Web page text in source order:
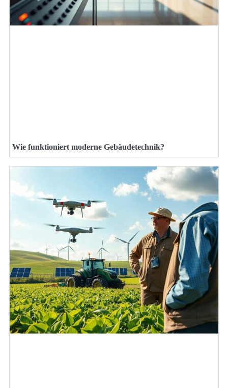
Wie funktioniert moderne Gebäudetechnik?